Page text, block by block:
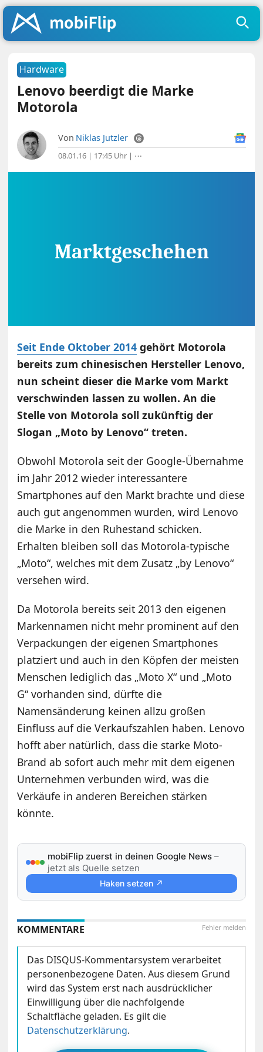
Hardware
Lenovo beerdigt die Marke
Motorola
Von Niklas Jutzler
08.01.16 | 17:45 Uhr | ⋯
Seit Ende Oktober 2014 gehört Motorola
bereits zum chinesischen Hersteller Lenovo,
nun scheint dieser die Marke vom Markt
verschwinden lassen zu wollen. An die
Stelle von Motorola soll zukünftig der
Slogan „Moto by Lenovo“ treten.
Obwohl Motorola seit der Google-Übernahme
im Jahr 2012 wieder interessantere
Smartphones auf den Markt brachte und diese
auch gut angenommen wurden, wird Lenovo
die Marke in den Ruhestand schicken.
Erhalten bleiben soll das Motorola-typische
„Moto“, welches mit dem Zusatz „by Lenovo“
versehen wird.
Da Motorola bereits seit 2013 den eigenen
Markennamen nicht mehr prominent auf den
Verpackungen der eigenen Smartphones
platziert und auch in den Köpfen der meisten
Menschen lediglich das „Moto X“ und „Moto
G“ vorhanden sind, dürfte die
Namensänderung keinen allzu großen
Einfluss auf die Verkaufszahlen haben. Lenovo
hofft aber natürlich, dass die starke Moto-
Brand ab sofort auch mehr mit dem eigenen
Unternehmen verbunden wird, was die
Verkäufe in anderen Bereichen stärken
könnte.
mobiFlip zuerst in deinen Google News –
jetzt als Quelle setzen
Haken setzen ↗
Fehler melden
KOMMENTARE
Das DISQUS-Kommentarsystem verarbeitet
personenbezogene Daten. Aus diesem Grund
wird das System erst nach ausdrücklicher
Einwilligung über die nachfolgende
Schaltfläche geladen. Es gilt die
Datenschutzerklärung.